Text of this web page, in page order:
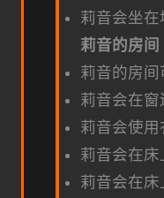
莉音会坐在
莉音的房间
莉音的房间
莉音会在窗
莉音会使用
莉音会在床
莉音会在床